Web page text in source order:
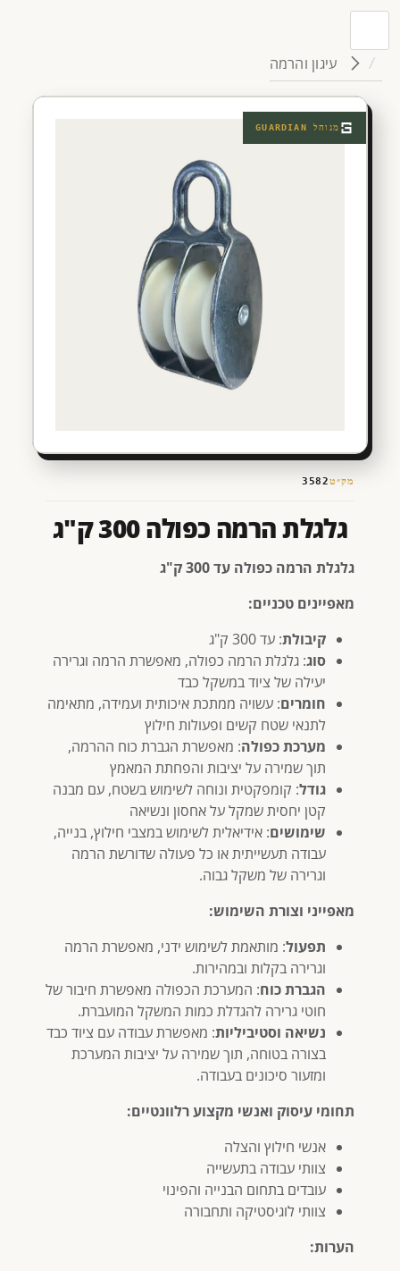
עיגון והרמה
מנוהל GUARDIAN
מק״ט3582
גלגלת הרמה כפולה 300 ק"ג
גלגלת הרמה כפולה עד 300 ק"ג
מאפיינים טכניים:
קיבולת: עד 300 ק"ג
סוג: גלגלת הרמה כפולה, מאפשרת הרמה וגרירה
יעילה של ציוד במשקל כבד
חומרים: עשויה ממתכת איכותית ועמידה, מתאימה
לתנאי שטח קשים ופעולות חילוץ
מערכת כפולה: מאפשרת הגברת כוח ההרמה,
תוך שמירה על יציבות והפחתת המאמץ
גודל: קומפקטית ונוחה לשימוש בשטח, עם מבנה
קטן יחסית שמקל על אחסון ונשיאה
שימושים: אידיאלית לשימוש במצבי חילוץ, בנייה,
עבודה תעשייתית או כל פעולה שדורשת הרמה
וגרירה של משקל גבוה.
מאפייני וצורת השימוש:
תפעול: מותאמת לשימוש ידני, מאפשרת הרמה
וגרירה בקלות ובמהירות.
הגברת כוח: המערכת הכפולה מאפשרת חיבור של
חוטי גרירה להגדלת כמות המשקל המועברת.
נשיאה וסטיביליות: מאפשרת עבודה עם ציוד כבד
בצורה בטוחה, תוך שמירה על יציבות המערכת
ומזעור סיכונים בעבודה.
תחומי עיסוק ואנשי מקצוע רלוונטיים:
אנשי חילוץ והצלה
צוותי עבודה בתעשייה
עובדים בתחום הבנייה והפינוי
צוותי לוגיסטיקה ותחבורה
הערות: